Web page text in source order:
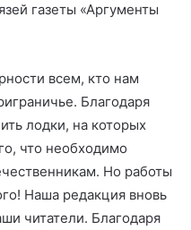
газеты «Аргументы
всем, кто нам
Благодаря
лодки, на которых
что необходимо
Но работы
Наша редакция вновь
читатели. Благодаря